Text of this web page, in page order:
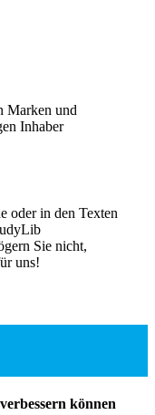
Marken und
Inhaber
oder in den Texten
Sie nicht,
uns!
können